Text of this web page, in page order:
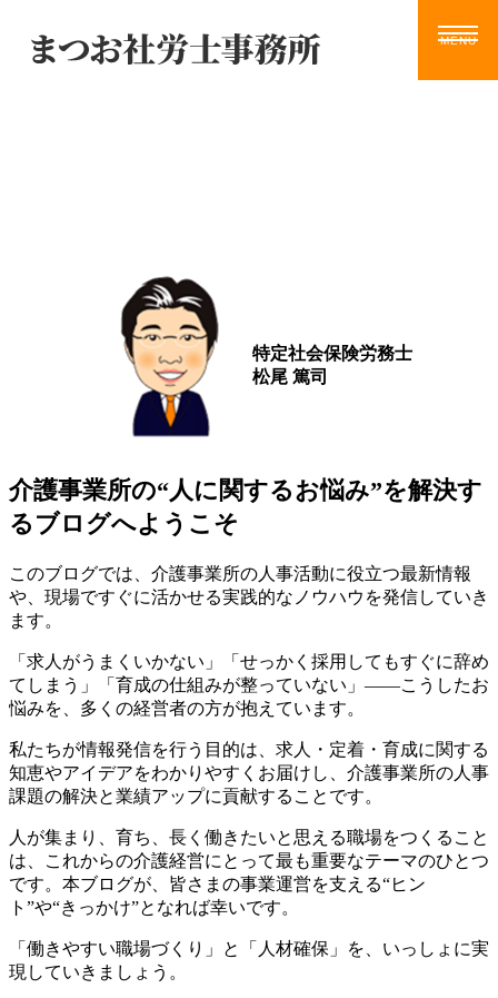
特定社会保険労務士
松尾 篤司
介護事業所の“人に関するお悩み”を解決す
るブログへようこそ
このブログでは、介護事業所の人事活動に役立つ最新情報
や、現場ですぐに活かせる実践的なノウハウを発信していき
ます。
「求人がうまくいかない」「せっかく採用してもすぐに辞め
てしまう」「育成の仕組みが整っていない」――こうしたお
悩みを、多くの経営者の方が抱えています。
私たちが情報発信を行う目的は、求人・定着・育成に関する
知恵やアイデアをわかりやすくお届けし、介護事業所の人事
課題の解決と業績アップに貢献することです。
人が集まり、育ち、長く働きたいと思える職場をつくること
は、これからの介護経営にとって最も重要なテーマのひとつ
です。本ブログが、皆さまの事業運営を支える“ヒン
ト”や“きっかけ”となれば幸いです。
「働きやすい職場づくり」と「人材確保」を、いっしょに実
現していきましょう。